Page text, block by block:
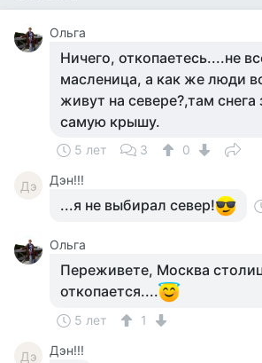
Ольга
Ничего, откопаетесь....не
масленица, а как же люди
живут на севере?,там
самую крышу.
5 лет 3 0
Дэ Дэн!!!
...я не выбирал север!
Ольга
Переживете, Москва
откопается....
5 лет 1
Дэ
Дэн!!!